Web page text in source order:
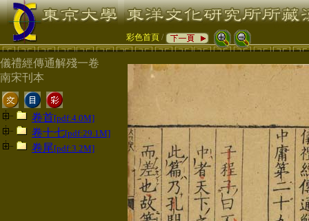
儀禮經傳通解殘一卷
南宋刊本
卷首[pdf:4.0M]
卷十七[pdf:29.1M]
卷尾[pdf:3.2M]
彩色首頁 /